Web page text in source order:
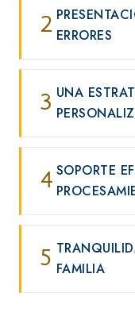
2 ERRORES
3 UNA
4 SOPORTE
5 FAMILIA